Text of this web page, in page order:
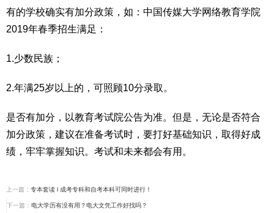
有的学校确实有加分政策，如：中国传媒大学网络教育学院
2019年春季招生满足：
1.少数民族；
2.年满25岁以上的，可照顾10分录取。
是否有加分，以教育考试院公告为准。但是，无论是否符合
加分政策，建议在准备考试时，要打好基础知识，取得好成
绩，牢牢掌握知识。考试和未来都会有用。
上一篇： 专本套读 l 成考专科和自考本科可同时进行！
下一篇： 电大学历有没有用？电大文凭工作好找吗？